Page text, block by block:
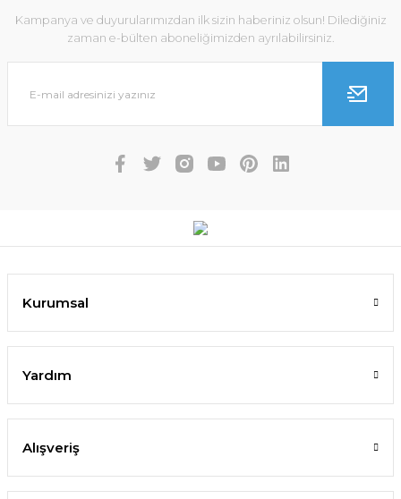
Kampanya ve duyurularımızdan ilk sizin haberiniz olsun! Dilediğiniz
zaman e-bülten aboneliğimizden ayrılabilirsiniz.
Kurumsal
Yardım
Alışveriş